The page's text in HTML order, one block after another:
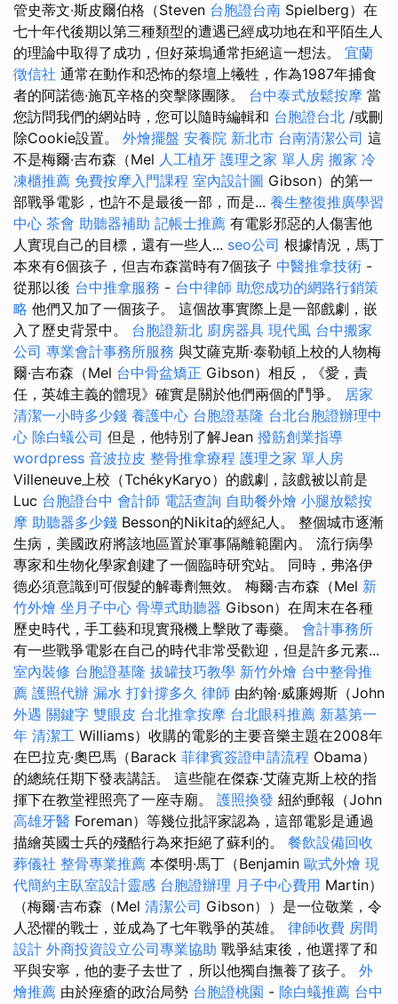
管史蒂文·斯皮爾伯格（Steven 台胞證台南 Spielberg）在
七十年代後期以第三種類型的遭遇已經成功地在和平陌生人
的理論中取得了成功，但好萊塢通常拒絕這一想法。 宜蘭
徵信社 通常在動作和恐怖的祭壇上犧牲，作為1987年捕食
者的阿諾德·施瓦辛格的突擊隊團隊。 台中泰式放鬆按摩 當
您訪問我們的網站時，您可以隨時編輯和 台胞證台北 /或刪
除Cookie設置。 外燴擺盤 安養院 新北市 台南清潔公司 這
不是梅爾·吉布森（Mel 人工植牙 護理之家 單人房 搬家 冷
凍櫃推薦 免費按摩入門課程 室內設計圖 Gibson）的第一
部戰爭電影，也許不是最後一部，而是... 養生整復推廣學習
中心 茶會 助聽器補助 記帳士推薦 有電影邪惡的人傷害他
人實現自己的目標，還有一些人... seo公司 根據情況，馬丁
本來有6個孩子，但吉布森當時有7個孩子 中醫推拿技術 -
從那以後 台中推拿服務 - 台中律師 助您成功的網路行銷策
略 他們又加了一個孩子。 這個故事實際上是一部戲劇，嵌
入了歷史背景中。 台胞證新北 廚房器具 現代風 台中搬家
公司 專業會計事務所服務 與艾薩克斯·泰勒頓上校的人物梅
爾·吉布森（Mel 台中骨盆矯正 Gibson）相反，《愛，責
任，英雄主義的體現》確實是關於他們兩個的鬥爭。 居家
清潔一小時多少錢 養護中心 台胞證基隆 台北台胞證辦理中
心 除白蟻公司 但是，他特別了解Jean 撥筋創業指導
wordpress 音波拉皮 整骨推拿療程 護理之家 單人房
Villeneuve上校（TchékyKaryo）的戲劇，該戲被以前是
Luc 台胞證台中 會計師 電話查詢 自助餐外燴 小腿放鬆按
摩 助聽器多少錢 Besson的Nikita的經紀人。 整個城市逐漸
生病，美國政府將該地區置於軍事隔離範圍內。 流行病學
專家和生物化學家創建了一個臨時研究站。 同時，弗洛伊
德必須意識到可假髮的解毒劑無效。 梅爾·吉布森（Mel 新
竹外燴 坐月子中心 骨導式助聽器 Gibson）在周末在各種
歷史時代，手工藝和現實飛機上擊敗了毒藥。 會計事務所
有一些戰爭電影在自己的時代非常受歡迎，但是許多元素...
室內裝修 台胞證基隆 拔罐技巧教學 新竹外燴 台中整骨推
薦 護照代辦 漏水 打針撐多久 律師 由約翰·威廉姆斯（John
外遇 關鍵字 雙眼皮 台北推拿按摩 台北眼科推薦 新墓第一
年 清潔工 Williams）收購的電影的主要音樂主題在2008年
在巴拉克·奧巴馬（Barack 菲律賓簽證申請流程 Obama）
的總統任期下發表講話。 這些龍在傑森·艾薩克斯上校的指
揮下在教堂裡照亮了一座寺廟。 護照換發 紐約郵報（John
高雄牙醫 Foreman）等幾位批評家認為，這部電影是通過
描繪英國士兵的殘酷行為來拒絕了蘇利的。 餐飲設備回收
葬儀社 整骨專業推薦 本傑明·馬丁（Benjamin 歐式外燴 現
代簡約主臥室設計靈感 台胞證辦理 月子中心費用 Martin）
（梅爾·吉布森（Mel 清潔公司 Gibson））是一位敬業，令
人恐懼的戰士，並成為了七年戰爭的英雄。 律師收費 房間
設計 外商投資設立公司專業協助 戰爭結束後，他選擇了和
平與安寧，他的妻子去世了，所以他獨自撫養了孩子。 外
燴推薦 由於痤瘡的政治局勢 台胞證桃園 - 除白蟻推薦 台中